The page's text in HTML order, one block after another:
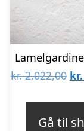
kr.2.022,00 kr.
Gå til